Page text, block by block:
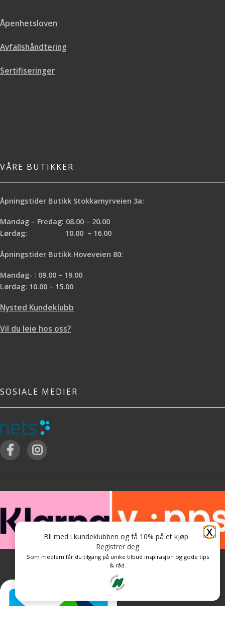
Åpenhetsloven
Avfallshåndtering
Sertifiseringer
VÅRE BUTIKKER
Åpningstider Butikk Stokkamyrveien 3a:
Mandag – Fredag: 08.00 – 20.00
Lørdag: 10.00 – 16.00
Åpningstider Butikk Hoveveien 80:
Mandag- : 09.00 – 19.00
Lørdag: 10.00 – 15.00
Nysted Kundeklubb
Vil du leie hos oss?
SOSIALE MEDIER
X
Bli med i kundeklubben og få 10% på et kjøp
Registrer deg
Som medlem får du tilgang på unike tilbud inspirasjon og gode tips
& råd.